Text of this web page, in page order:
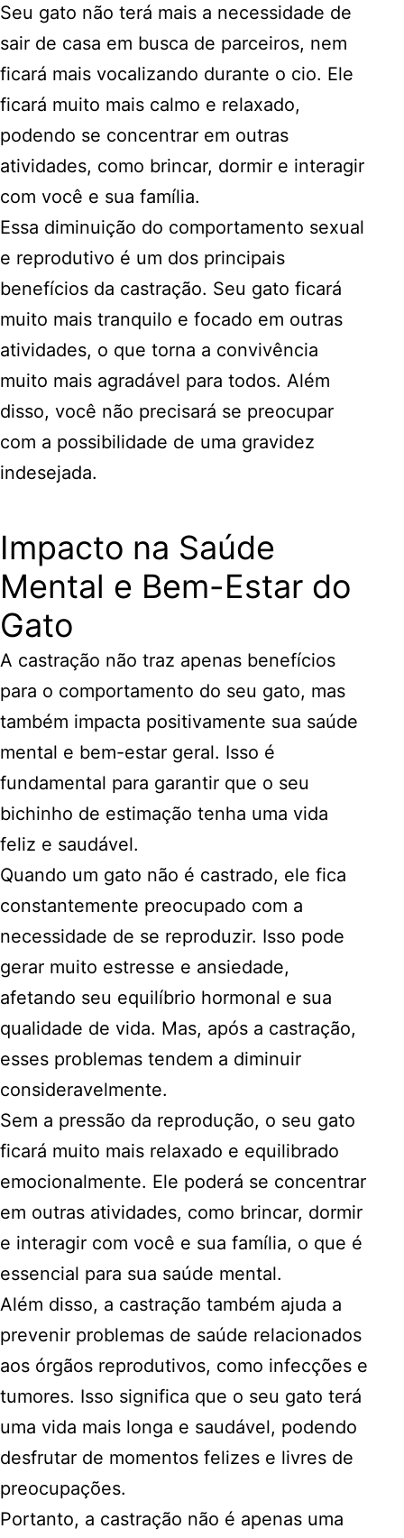
Seu gato não terá mais a necessidade de
sair de casa em busca de parceiros, nem
ficará mais vocalizando durante o cio. Ele
ficará muito mais calmo e relaxado,
podendo se concentrar em outras
atividades, como brincar, dormir e interagir
com você e sua família.
Essa diminuição do comportamento sexual
e reprodutivo é um dos principais
benefícios da castração. Seu gato ficará
muito mais tranquilo e focado em outras
atividades, o que torna a convivência
muito mais agradável para todos. Além
disso, você não precisará se preocupar
com a possibilidade de uma gravidez
indesejada.
Impacto na Saúde
Mental e Bem-Estar do
Gato
A castração não traz apenas benefícios
para o comportamento do seu gato, mas
também impacta positivamente sua saúde
mental e bem-estar geral. Isso é
fundamental para garantir que o seu
bichinho de estimação tenha uma vida
feliz e saudável.
Quando um gato não é castrado, ele fica
constantemente preocupado com a
necessidade de se reproduzir. Isso pode
gerar muito estresse e ansiedade,
afetando seu equilíbrio hormonal e sua
qualidade de vida. Mas, após a castração,
esses problemas tendem a diminuir
consideravelmente.
Sem a pressão da reprodução, o seu gato
ficará muito mais relaxado e equilibrado
emocionalmente. Ele poderá se concentrar
em outras atividades, como brincar, dormir
e interagir com você e sua família, o que é
essencial para sua saúde mental.
Além disso, a castração também ajuda a
prevenir problemas de saúde relacionados
aos órgãos reprodutivos, como infecções e
tumores. Isso significa que o seu gato terá
uma vida mais longa e saudável, podendo
desfrutar de momentos felizes e livres de
preocupações.
Portanto, a castração não é apenas uma